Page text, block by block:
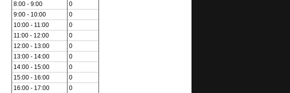
8:00 - 9:00
0
9:00 - 10:00
0
10:00 - 11:00
0
11:00 - 12:00
0
12:00 - 13:00
0
13:00 - 14:00
0
14:00 - 15:00
0
15:00 - 16:00
0
16:00 - 17:00
0